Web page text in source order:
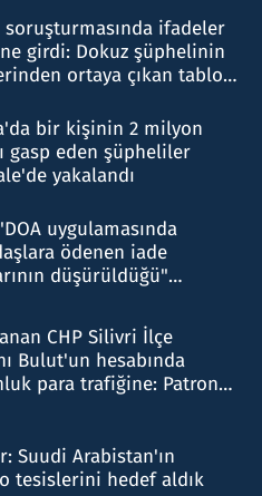
soruşturmasında ifadeler
girdi: Dokuz şüphelinin
ortaya çıkan tablo
bir kişinin 2 milyon
gasp eden şüpheliler
yakalandı
uygulamasında
ödenen iade
düşürüldüğü"
CHP Silivri İlçe
Bulut'un hesabında
para trafiğine: Patron
Suudi Arabistan'ın
tesislerini hedef aldık